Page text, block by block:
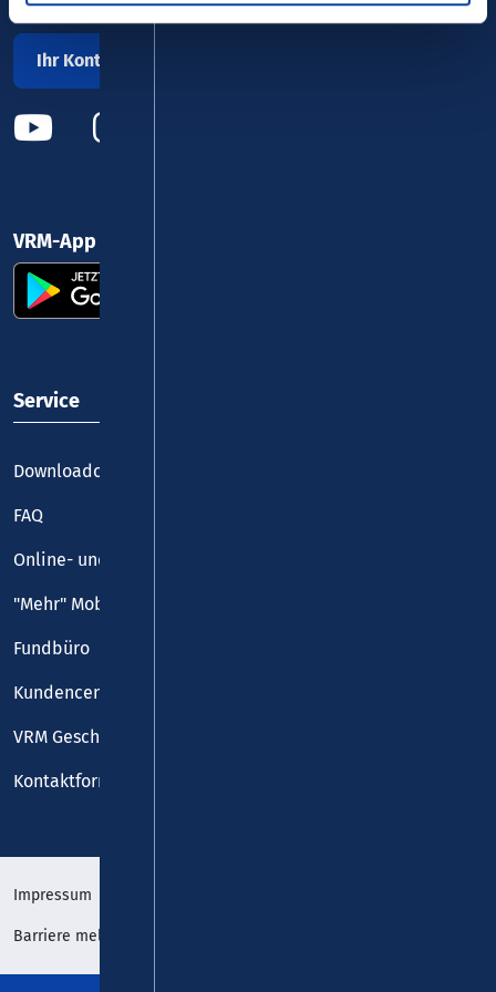
Ihr Kontakt zu uns
VRM-App nutzen und durchstarten
Service
Downloadcenter
FAQ
Online- und Handy-Tickets
"Mehr" Mobilität
Fundbüro
Kundencenter
VRM Geschäftsstelle
Kontaktformular
Impressum
Barriere melden